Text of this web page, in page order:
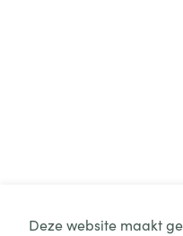
+Deze website maakt